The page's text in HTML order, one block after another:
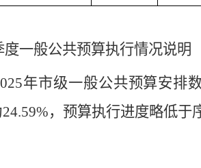
度一般公共预算执行情况说明
5年市级一般公共预算安排
24.59%，预算执行进度略低于